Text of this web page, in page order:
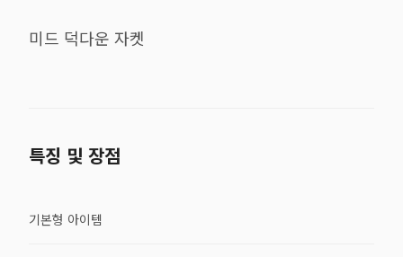
미드 덕다운 자켓
특징 및 장점
기본형 아이템